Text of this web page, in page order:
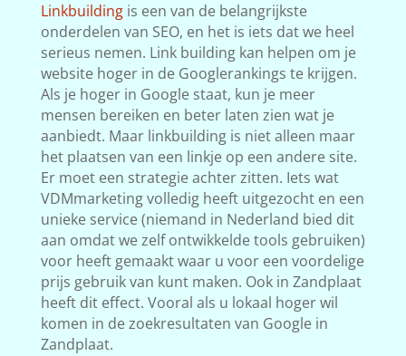
Linkbuildingis een van de belangrijkste
onderdelen van SEO, en het is iets dat we heel
serieus nemen. Link building kan helpen om je
website hoger in de Googlerankings te krijgen.
Als je hoger in Google staat, kun je meer
mensen bereiken en beter laten zien wat je
aanbiedt. Maar linkbuilding is niet alleen maar
het plaatsen van een linkje op een andere site.
Er moet een strategie achter zitten. Iets wat
VDMmarketing volledig heeft uitgezocht en een
unieke service (niemand in Nederland bied dit
aan omdat we zelf ontwikkelde tools gebruiken)
voor heeft gemaakt waar u voor een voordelige
prijs gebruik van kunt maken. Ook in Zandplaat
heeft dit effect. Vooral als u lokaal hoger wil
komen in de zoekresultaten van Google in
Zandplaat.